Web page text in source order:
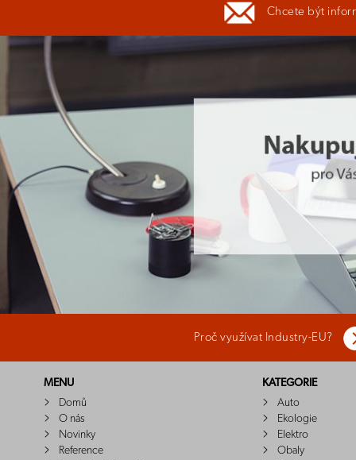
Chcete být
Proč využívat Industry-EU?
MENU
Domů
O nás
Novinky
Reference
KATEGORIE
Auto
Ekologie
Elektro
Obaly